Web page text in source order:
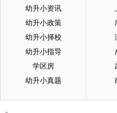
幼升小资讯
幼升小政策
幼升小择校
幼升小指导
学区房
幼升小真题